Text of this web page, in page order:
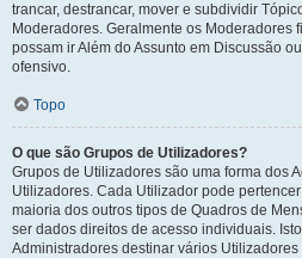
trancar, destrancar, mover e subdividir
Moderadores. Geralmente os Moderadores
possam ir Além do Assunto em Discussão
ofensivo.
Topo
O que são Grupos de Utilizadores?
Grupos de Utilizadores são uma forma dos
Utilizadores. Cada Utilizador pode
maioria dos outros tipos de Quadros de
ser dados direitos de acesso individuais.
Administradores destinar vários